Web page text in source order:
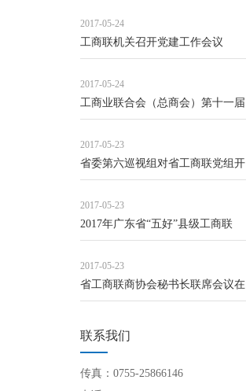
2017-05-24
工商联机关召开党建工作会议
2017-05-24
工商业联合会（总商会）第十一届
2017-05-23
省委第六巡视组对省工商联党组开
2017-05-23
2017年广东省“五好”县级工商联
2017-05-23
省工商联商协会秘书长联席会议在
联系我们
传真：0755-25866146